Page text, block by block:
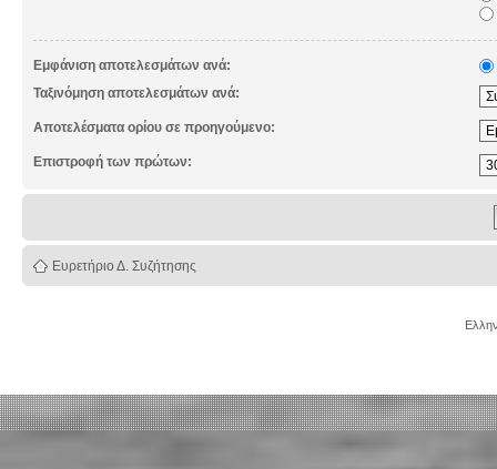
Εμφάνιση αποτελεσμάτων ανά:
Ταξινόμηση αποτελεσμάτων ανά:
Αποτελέσματα ορίου σε προηγούμενο:
Επιστροφή των πρώτων:
Ευρετήριο Δ. Συζήτησης